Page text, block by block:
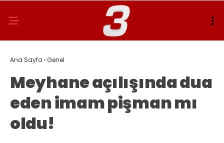
Ana Sayfa ›Genel
Meyhane açılışında dua
eden imam pişman mı
oldu!